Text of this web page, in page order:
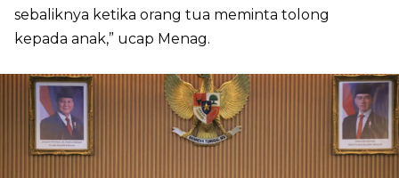
sebaliknya ketika orang tua meminta tolong
kepada anak,” ucap Menag.